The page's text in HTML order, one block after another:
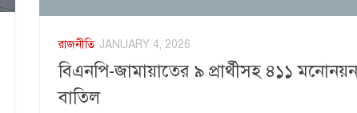
রাজনীতি JANUARY 4, 2026
বিএনপি-জামায়াতের ৯ প্রার্থীসহ ৪১১
বাতিল